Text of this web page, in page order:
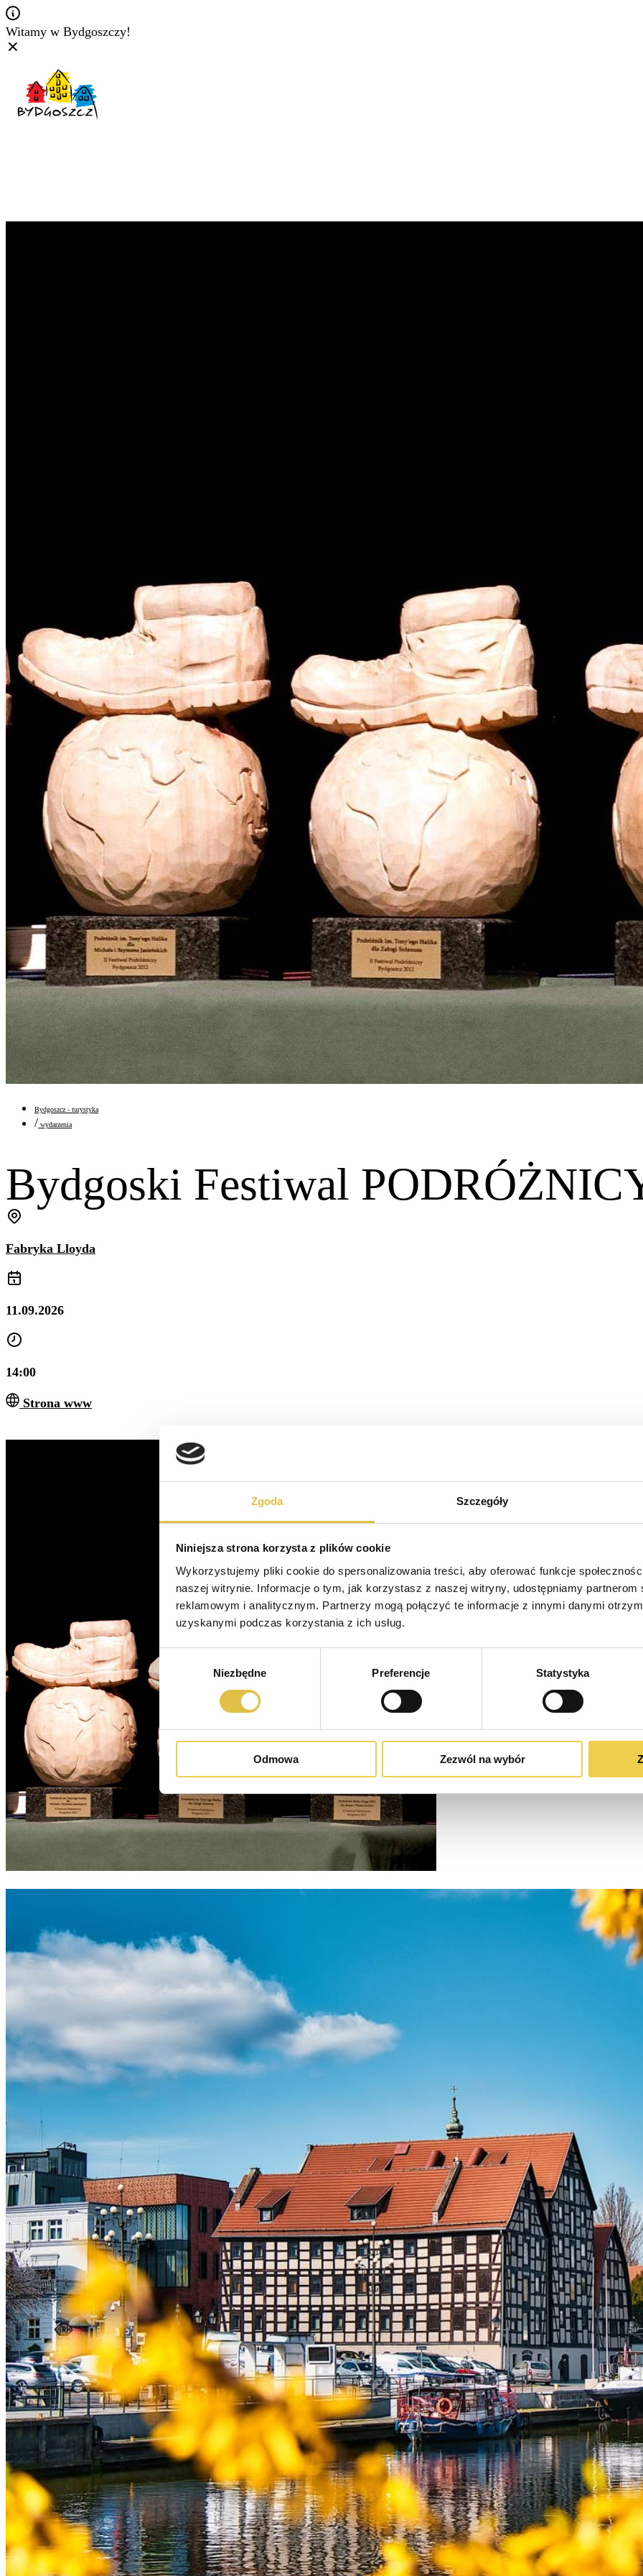
Zgoda Szczegóły
Niniejsza strona korzysta z plików cookie
Wykorzystujemy pliki cookie do spersonalizowania treści, aby oferować funkcje
naszej witrynie. Informacje o tym, jak korzystasz z naszej witryny, udostępniamy partnerom
reklamowym i analitycznym. Partnerzy mogą połączyć te informacje z innymi danymi
uzyskanymi podczas korzystania z ich usług.
Wybór
zgody
Niezbędne Preferencje Statystyka
Odmowa Zezwól na wybór
Witamy w Bydgoszczy!
Bydgoszcz - turystyka
/ wydarzenia
Bydgoski Festiwal
Fabryka Lloyda
11.09.2026
14:00
Strona www